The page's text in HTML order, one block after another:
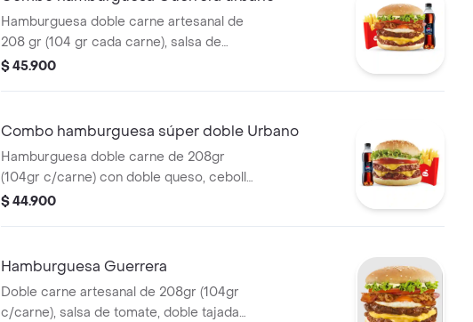
Hamburguesa doble carne artesanal de
208 gr (104 gr cada carne), salsa de
tomate, doble tajada cheddar, cebolla
bebida 400 ml
$ 45.900
Combo hamburguesa súper doble Urbano
Hamburguesa doble carne de 208gr
(104gr c/carne) con doble queso, cebolla,
tomate, lechuga, salsa presto y de
$ 44.900
Hamburguesa Guerrera
Doble carne artesanal de 208gr (104gr
c/carne), salsa de tomate, doble tajada